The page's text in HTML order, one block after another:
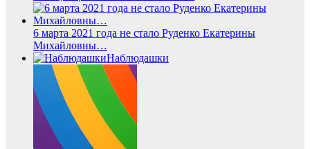
6 марта 2021 года не стало Руденко Екатерины
Михайловны…
Наблюдашки